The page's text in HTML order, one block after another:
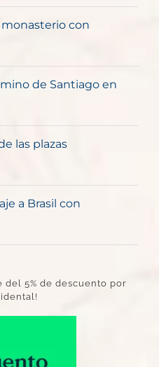
monasterio con
de Santiago en
las plazas
a Brasil con
del 5% de descuento por